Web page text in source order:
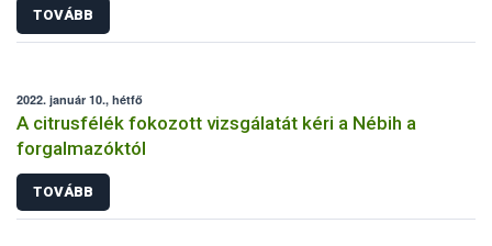
TOVÁBB
2022. január 10., hétfő
A citrusfélék fokozott vizsgálatát kéri a Nébih a
forgalmazóktól
TOVÁBB